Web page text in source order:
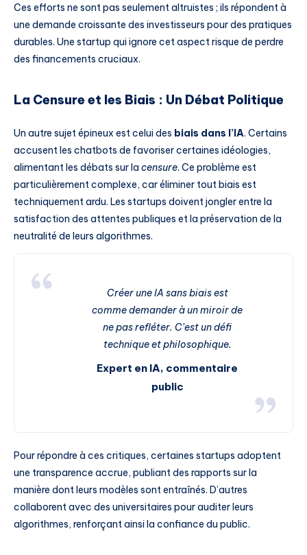
Ces efforts ne sont pas seulement altruistes ; ils répondent à
une demande croissante des investisseurs pour des pratiques
durables. Une startup qui ignore cet aspect risque de perdre
des financements cruciaux.
La Censure et les Biais : Un Débat Politique
Un autre sujet épineux est celui des biais dans l’IA. Certains
accusent les chatbots de favoriser certaines idéologies,
alimentant les débats sur la censure. Ce problème est
particulièrement complexe, car éliminer tout biais est
techniquement ardu. Les startups doivent jongler entre la
satisfaction des attentes publiques et la préservation de la
neutralité de leurs algorithmes.
Créer une IA sans biais est
comme demander à un miroir de
ne pas refléter. C’est un défi
technique et philosophique.
Expert en IA, commentaire
public
Pour répondre à ces critiques, certaines startups adoptent
une transparence accrue, publiant des rapports sur la
manière dont leurs modèles sont entraînés. D’autres
collaborent avec des universitaires pour auditer leurs
algorithmes, renforçant ainsi la confiance du public.